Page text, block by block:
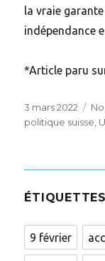
la vraie
indépendance
*Article paru
Posted
on
3 mars 2022
politique suisse,
ÉTIQUETTES
9 février